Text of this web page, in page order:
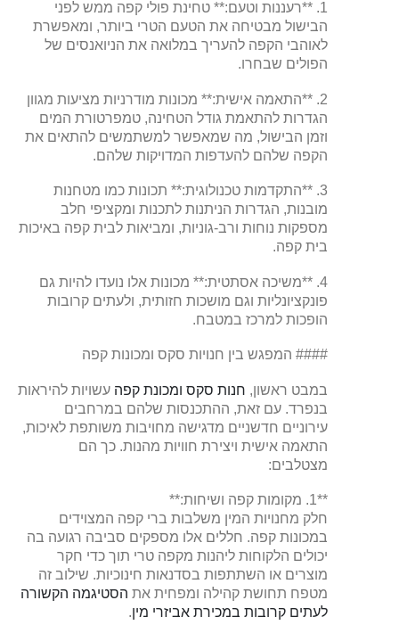
1. **רעננות וטעם:** טחינת פולי קפה ממש לפני
הבישול מבטיחה את הטעם הטרי ביותר, ומאפשרת
לאוהבי הקפה להעריך במלואה את הניואנסים של
הפולים שבחרו.
2. **התאמה אישית:** מכונות מודרניות מציעות מגוון
הגדרות להתאמת גודל הטחינה, טמפרטורת המים
וזמן הבישול, מה שמאפשר למשתמשים להתאים את
הקפה שלהם להעדפות המדויקות שלהם.
3. **התקדמות טכנולוגית:** תכונות כמו מטחנות
מובנות, הגדרות הניתנות לתכנות ומקציפי חלב
מספקות נוחות ורב-גוניות, ומביאות לבית קפה באיכות
בית קפה.
4. **משיכה אסתטית:** מכונות אלו נועדו להיות גם
פונקציונליות וגם מושכות חזותית, ולעתים קרובות
הופכות למרכז במטבח.
#### המפגש בין חנויות סקס ומכונות קפה
במבט ראשון, חנות סקס ומכונת קפה עשויות להיראות
בנפרד. עם זאת, ההתכנסות שלהם במרחבים
עירוניים חדשניים מדגישה מחויבות משותפת לאיכות,
התאמה אישית ויצירת חוויות מהנות. כך הם
מצטלבים:
**1. מקומות קפה ושיחות:**
חלק מחנויות המין משלבות ברי קפה המצוידים
במכונות קפה. חללים אלו מספקים סביבה רגועה בה
יכולים הלקוחות ליהנות מקפה טרי תוך כדי חקר
מוצרים או השתתפות בסדנאות חינוכיות. שילוב זה
מטפח תחושת קהילה ומפחית את הסטיגמה הקשורה
לעתים קרובות במכירת אביזרי מין.